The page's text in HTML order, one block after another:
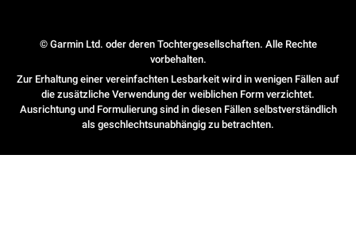
© Garmin Ltd. oder deren Tochtergesellschaften. Alle Rechte
vorbehalten.
Zur Erhaltung einer vereinfachten Lesbarkeit wird in wenigen Fällen auf
die zusätzliche Verwendung der weiblichen Form verzichtet.
Ausrichtung und Formulierung sind in diesen Fällen selbstverständlich
als geschlechtsunabhängig zu betrachten.